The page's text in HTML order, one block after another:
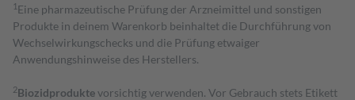
1 Eine pharmazeutische Prüfung der Arzneimittel und sonstigen
Produkte in deinem Warenkorb beinhaltet die Durchführung von
Wechselwirkungschecks und die Prüfung etwaiger
Anwendungshinweise des Herstellers.
2Biozidproduktevorsichtig verwenden. Vor Gebrauch stets Etikett